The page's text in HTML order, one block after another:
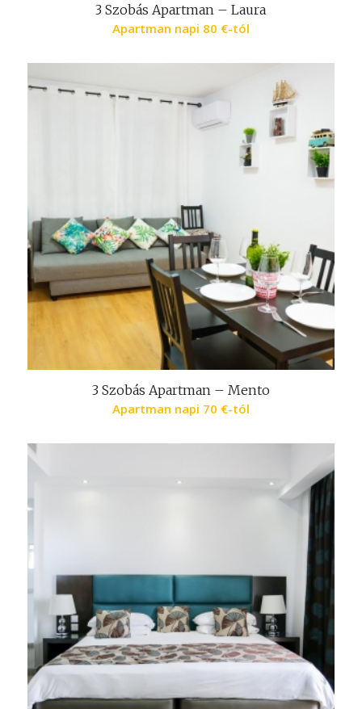
3 Szobás Apartman – Laura
Apartman napi 80 €-tól
3 Szobás Apartman – Mento
Apartman napi 70 €-tól